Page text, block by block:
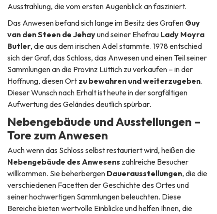
Ausstrahlung, die vom ersten Augenblick an fasziniert.
Das Anwesen befand sich lange im Besitz des Grafen Guy
van den Steen de Jehayund seiner Ehefrau Lady Moyra
Butler, die aus dem irischen Adel stammte. 1978 entschied
sich der Graf, das Schloss, das Anwesen und einen Teil seiner
Sammlungen an die Provinz Lüttich zu verkaufen – in der
Hoffnung, diesen Ort zu bewahren und weiterzugeben.
Dieser Wunsch nach Erhalt ist heute in der sorgfältigen
Aufwertung des Geländes deutlich spürbar.
Nebengebäude und Ausstellungen –
Tore zum Anwesen
Auch wenn das Schloss selbst restauriert wird, heißen die
Nebengebäude des Anwesens zahlreiche Besucher
willkommen. Sie beherbergen Dauerausstellungen, die die
verschiedenen Facetten der Geschichte des Ortes und
seiner hochwertigen Sammlungen beleuchten. Diese
Bereiche bieten wertvolle Einblicke und helfen Ihnen, die